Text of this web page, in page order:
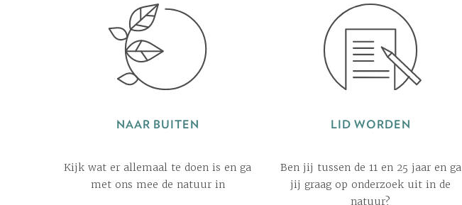
NAAR BUITEN
Kijk wat er allemaal te doen is en ga
met ons mee de natuur in
LID WORDEN
Ben jij tussen de 11 en 25 jaar en ga
jij graag op onderzoek uit in de
natuur?